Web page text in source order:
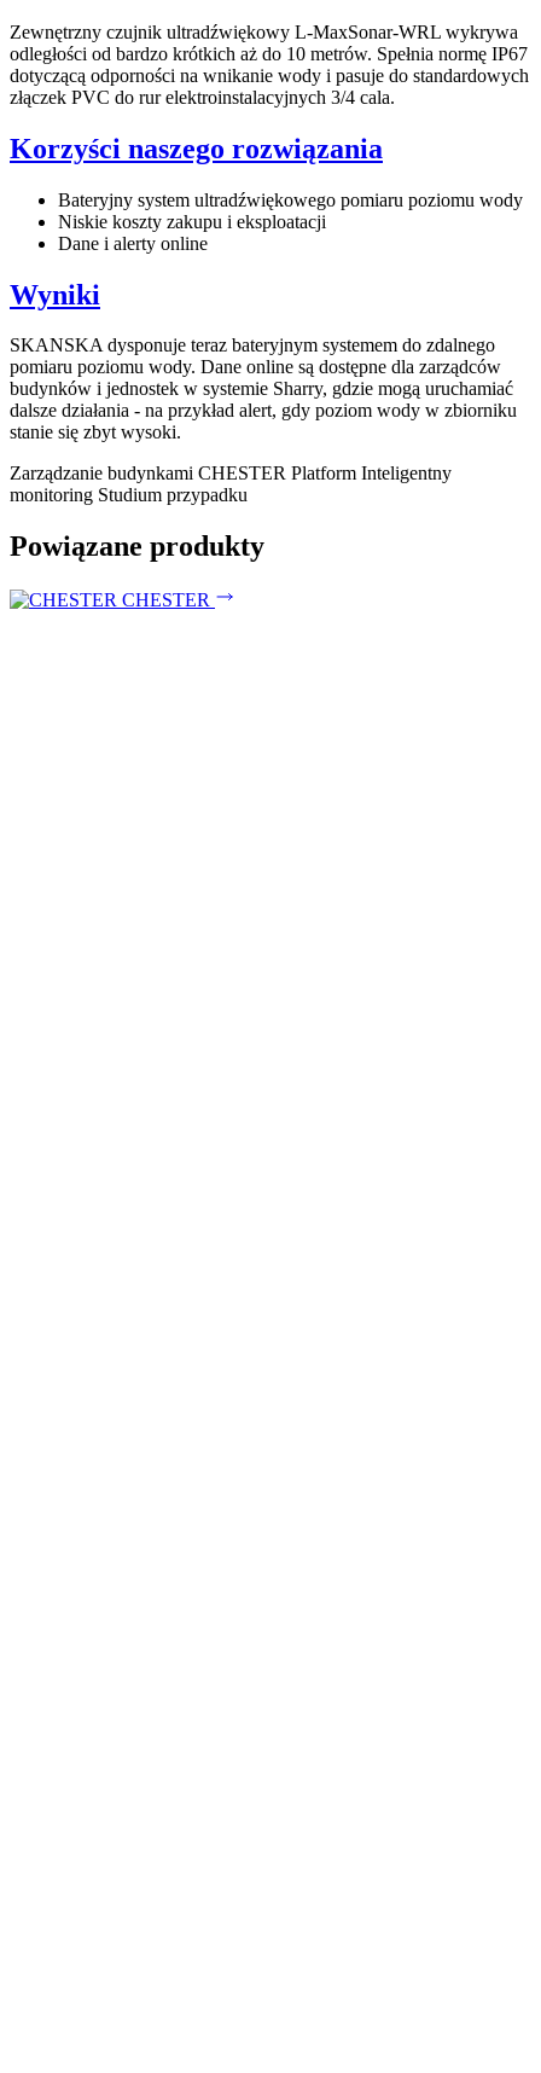
Zewnętrzny czujnik ultradźwiękowy L-MaxSonar-WRL wykrywa
odległości od bardzo krótkich aż do 10 metrów. Spełnia normę IP67
dotyczącą odporności na wnikanie wody i pasuje do standardowych
złączek PVC do rur elektroinstalacyjnych 3/4 cala.
Korzyści naszego rozwiązania
Bateryjny system ultradźwiękowego pomiaru poziomu wody
Niskie koszty zakupu i eksploatacji
Dane i alerty online
Wyniki
SKANSKA dysponuje teraz bateryjnym systemem do zdalnego
pomiaru poziomu wody. Dane online są dostępne dla zarządców
budynków i jednostek w systemie Sharry, gdzie mogą uruchamiać
dalsze działania - na przykład alert, gdy poziom wody w zbiorniku
stanie się zbyt wysoki.
Zarządzanie budynkami CHESTER Platform Inteligentny
monitoring Studium przypadku
Powiązane produkty
CHESTER